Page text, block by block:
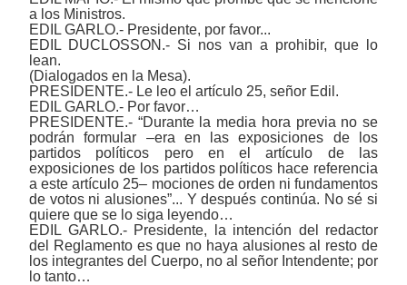
a los Ministros.
EDIL GARLO.- Presidente, por favor...
EDIL DUCLOSSON.- Si nos van a prohibir, que lo
lean.
(Dialogados en la Mesa).
PRESIDENTE.- Le leo el artículo 25, señor Edil.
EDIL GARLO.- Por favor…
PRESIDENTE.- “Durante la media hora previa no se
podrán formular ‒era en las exposiciones de los
partidos políticos pero en el artículo de las
exposiciones de los partidos políticos hace referencia
a este artículo 25‒ mociones de orden ni fundamentos
de votos ni alusiones”... Y después continúa. No sé si
quiere que se lo siga leyendo…
EDIL GARLO.- Presidente, la intención del redactor
del Reglamento es que no haya alusiones al resto de
los integrantes del Cuerpo, no al señor Intendente; por
lo tanto…